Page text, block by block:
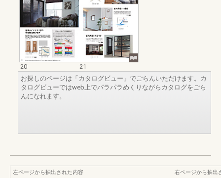
20
21
お探しのページは「カタログビュー」でごらんいただけます。カ
タログビューではweb上でパラパラめくりながらカタログをごら
んになれます。
左ページから抽出された内容
右ページから抽出